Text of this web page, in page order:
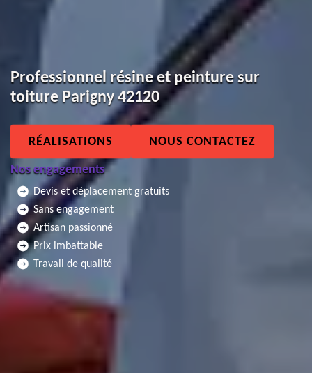
Professionnel résine et peinture sur
toiture Parigny 42120
RÉALISATIONS NOUS CONTACTEZ
Nos engagements
Devis et déplacement gratuits
Sans engagement
Artisan passionné
Prix imbattable
Travail de qualité